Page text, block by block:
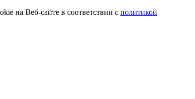
на Веб-сайте в соответствии с политикой